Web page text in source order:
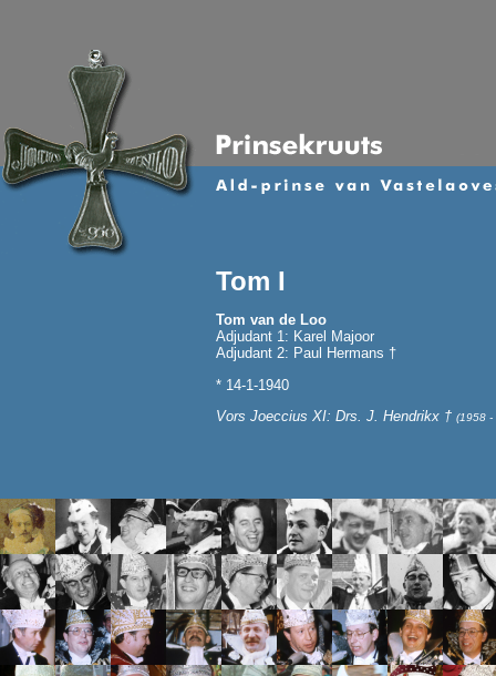
Tom I
Tom van de Loo
Adjudant 1: Karel Majoor
Adjudant 2: Paul Hermans †
* 14-1-1940
Vors Joeccius XI: Drs. J. Hendrikx † (1958 -